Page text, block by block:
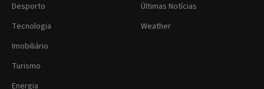
Desporto
Tecnologia
Imobiliário
Turismo
Energia
Últimas Notícias
Weather